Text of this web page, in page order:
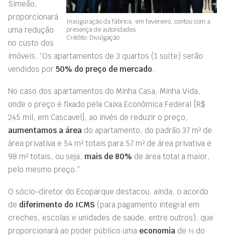
Inauguração da fábrica, em fevereiro, contou com a
presença de autoridades.
Crédito: Divulgação
Simeão,
proporcionará
uma redução
no custo dos
imóveis. “Os apartamentos de 3 quartos (1 suíte) serão
vendidos por 50% do preço de mercado.
No caso dos apartamentos do Minha Casa, Minha Vida,
onde o preço é fixado pela Caixa Econômica Federal [R$
245 mil, em Cascavel], ao invés de reduzir o preço,
aumentamos a área do apartamento, do padrão 37 m² de
área privativa e 54 m² totais para 57 m² de área privativa e
98 m² totais, ou seja, mais de 80% de área total a maior,
pelo mesmo preço.”
O sócio-diretor do Ecoparque destacou, ainda, o acordo
de diferimento do ICMS (para pagamento integral em
creches, escolas e unidades de saúde, entre outros), que
proporcionará ao poder público uma economia de ⅓ do